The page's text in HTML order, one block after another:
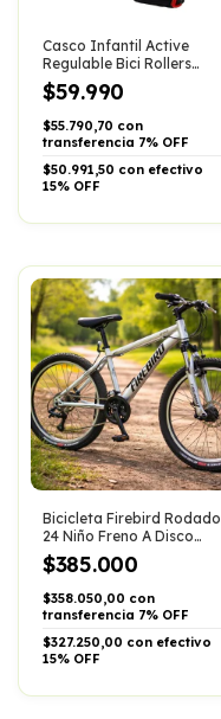
Casco Infantil Active
Regulable Bici Rollers
Skate Patinaje
$59.990
$55.790,70 con
transferencia 7% OFF
$50.991,50 con efectivo
15% OFF
Bicicleta Firebird Rodado
24 Niño Freno A Disco
Color Rojo
$385.000
$358.050,00 con
transferencia 7% OFF
$327.250,00 con efectivo
15% OFF